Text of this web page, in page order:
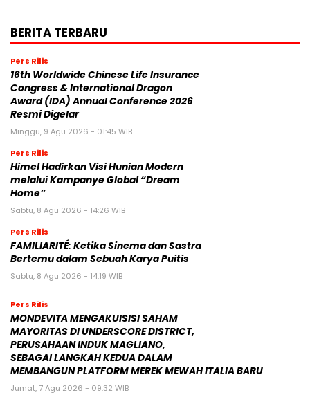
BERITA TERBARU
Pers Rilis
16th Worldwide Chinese Life Insurance
Congress & International Dragon
Award (IDA) Annual Conference 2026
Resmi Digelar
Minggu, 9 Agu 2026 - 01:45 WIB
Pers Rilis
Himel Hadirkan Visi Hunian Modern
melalui Kampanye Global “Dream
Home”
Sabtu, 8 Agu 2026 - 14:26 WIB
Pers Rilis
FAMILIARITÉ: Ketika Sinema dan Sastra
Bertemu dalam Sebuah Karya Puitis
Sabtu, 8 Agu 2026 - 14:19 WIB
Pers Rilis
MONDEVITA MENGAKUISISI SAHAM
MAYORITAS DI UNDERSCORE DISTRICT,
PERUSAHAAN INDUK MAGLIANO,
SEBAGAI LANGKAH KEDUA DALAM
MEMBANGUN PLATFORM MEREK MEWAH ITALIA BARU
Jumat, 7 Agu 2026 - 09:32 WIB